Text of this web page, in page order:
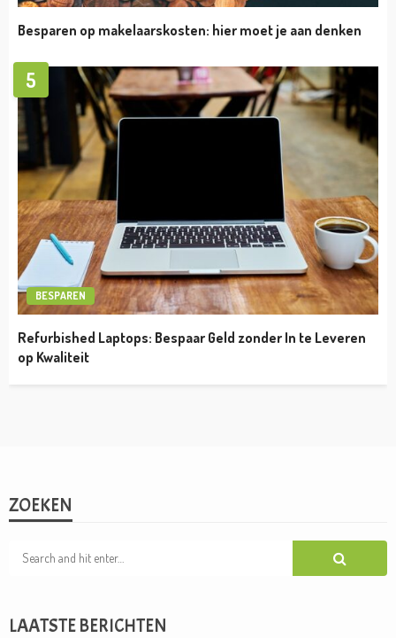
Besparen op makelaarskosten: hier moet je aan denken
5
BESPAREN
Refurbished Laptops: Bespaar Geld zonder In te Leveren
op Kwaliteit
ZOEKEN
LAATSTE BERICHTEN